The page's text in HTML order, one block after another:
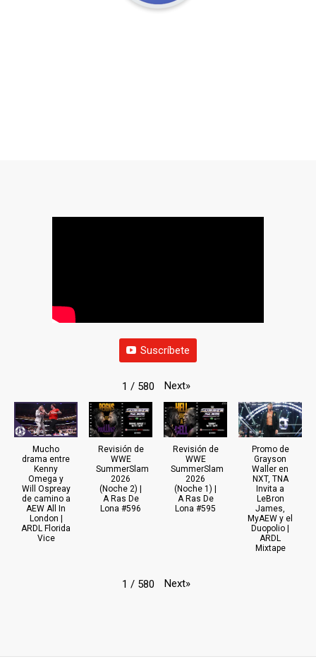
Suscríbete
1 / 580 Next»
Mucho
drama entre
Kenny
Omega y
Will Ospreay
de camino a
AEW All In
London |
ARDL Florida
Vice
Revisión de
WWE
SummerSlam
2026
(Noche 2) |
A Ras De
Lona #596
Revisión de
WWE
SummerSlam
2026
(Noche 1) |
A Ras De
Lona #595
Promo de
Grayson
Waller en
NXT, TNA
Invita a
LeBron
James,
MyAEW y el
Duopolio |
ARDL
Mixtape
1 / 580 Next»